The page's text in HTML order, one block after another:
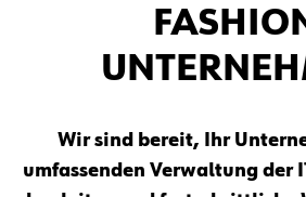
Wir sind bereit, Ihr
umfassenden Verwaltung der